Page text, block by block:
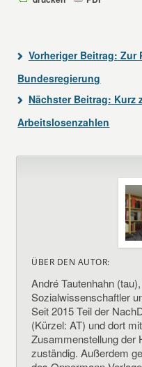
Vorheriger Beitrag: Zur
Bundesregierung
Nächster Beitrag: Kurz
Arbeitslosenzahlen
ÜBER DEN AUTOR:
André Tautenhahn
Sozialwissenschaftler
Seit 2015 Teil der
(Kürzel: AT) und dort
Zusammenstellung der
zuständig. Außerdem